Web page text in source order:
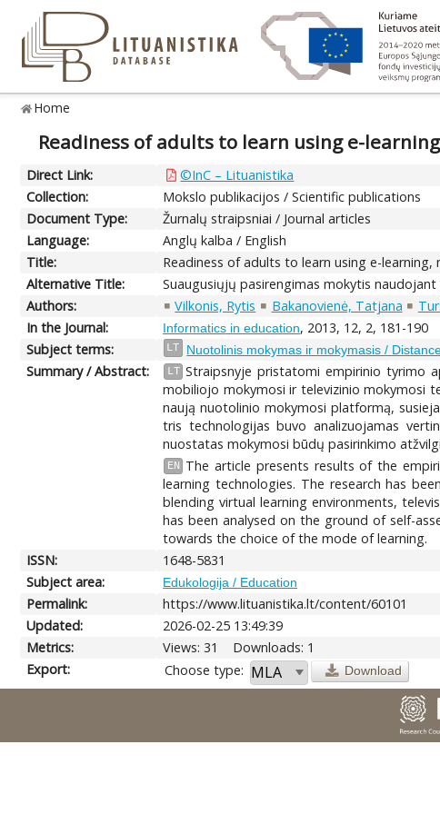
Home
Readiness of adults to learn using e-
Direct Link:
©InC – Lituanistika
Collection:
Mokslo publikacijos / Scientific publications
Document Type:
Žurnalų straipsniai / Journal articles
Language:
Anglų kalba / English
Title:
Readiness of adults to learn using e-
Alternative Title:
Suaugusiųjų pasirengimas mokytis
Authors:
Vilkonis, Rytis Bakanovienė, Tatjana
In the Journal:
Informatics in education, 2013, 12, 2, 181-190
Subject terms:
LT Nuotolinis mokymas ir mokymasis /
Summary / Abstract: LT Straipsnyje pristatomi empirinio tyrimo
mobiliojo mokymosi ir televizinio mokymosi
naują nuotolinio mokymosi platformą,
tris technologijas buvo analizuojamas
nuostatas mokymosi būdų pasirinkimo
EN
The article presents results of the
learning technologies. The research has
blending virtual learning environments,
has been analysed on the ground of self-
towards the choice of the mode of learning.
ISSN:
1648-5831
Subject area:
Edukologija / Education
Permalink:
https://www.lituanistika.lt/content/60101
Updated:
2026-02-25 13:49:39
Metrics:
Views: 31
Downloads: 1
Export:
Choose type: Download